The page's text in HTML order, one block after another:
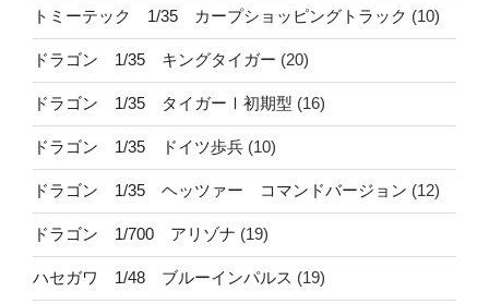
トミーテック 1/35 カープショッピングトラック (10)
ドラゴン 1/35 キングタイガー (20)
ドラゴン 1/35 タイガーⅠ初期型 (16)
ドラゴン 1/35 ドイツ歩兵 (10)
ドラゴン 1/35 ヘッツァー コマンドバージョン (12)
ドラゴン 1/700 アリゾナ (19)
ハセガワ 1/48 ブルーインパルス (19)